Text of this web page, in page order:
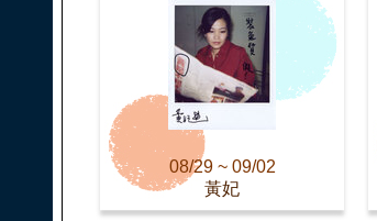
08/29 ~ 09/02
黃妃